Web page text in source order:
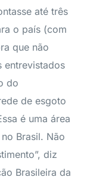
até três
o país (com
que não
entrevistados
do
de esgoto
é uma área
Brasil. Não
diz
Brasileira da